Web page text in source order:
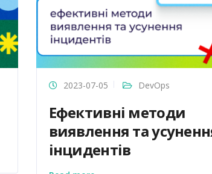
2023-07-05 DevOps
Ефективні методи
виявлення та
інцидентів